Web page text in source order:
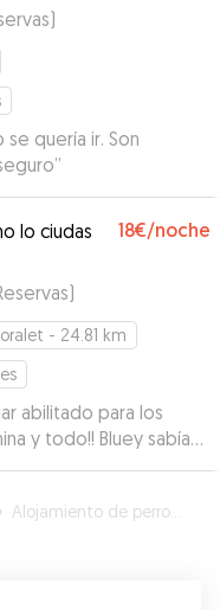
)
se quería ir. Son
”
lo ciudas
18€/noche
)
- 24.81 km
abilitado para los
y todo!! Bluey sabía
Contesta muy
dejar a mis animales
Alojamiento de perros en Sax